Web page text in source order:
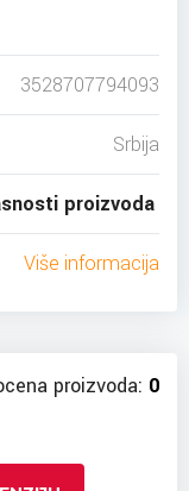
3528707794093
Srbija
proizvoda
Više informacija
proizvoda: 0